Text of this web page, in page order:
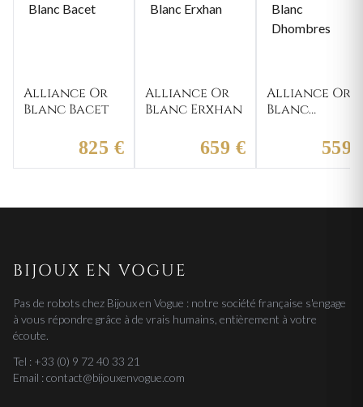
Alliance Or
Blanc Bacet
825 €
Alliance Or
Blanc Erxhan
659 €
Alliance Or
Blanc
559
BIJOUX EN VOGUE
Pas de robots chez Bijoux en Vogue : notre société française s'engage
à vous répondre grâce à de vrais humains, entièrement à votre
écoute.
Tel : +33 (0) 9 72 40 33 21
Email : contact@bijouxenvogue.com